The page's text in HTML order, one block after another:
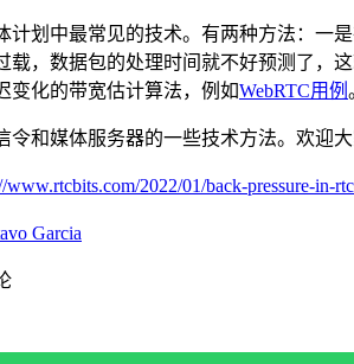
计划中最常见的技术。有两种方法：一
载，数据包的处理时间就不好预测了，
变化的带宽估计算法，例如WebRTC用例
令和媒体服务器的一些技术方法。欢迎大
www.rtcbits.com/2022/01/back-pressure-in-
Garcia